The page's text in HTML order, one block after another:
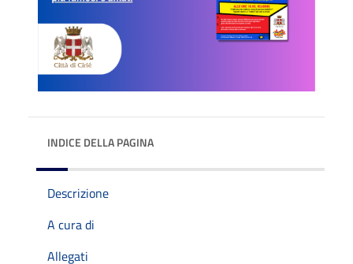
INDICE DELLA PAGINA
Descrizione
A cura di
Allegati